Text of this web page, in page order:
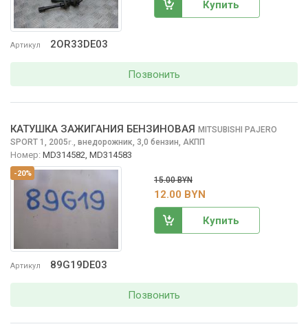
Артикул 2OR33DE03
Купить
Позвонить
-20%
Артикул 89G19DE03
КАТУШКА ЗАЖИГАНИЯ БЕНЗИНОВАЯ MITSUBISHI PAJERO
SPORT 1, 2005г., внедорожник, 3,0 бензин, АКПП
Номер: MD314582, MD314583
15.00 BYN
12.00 BYN
Купить
Позвонить